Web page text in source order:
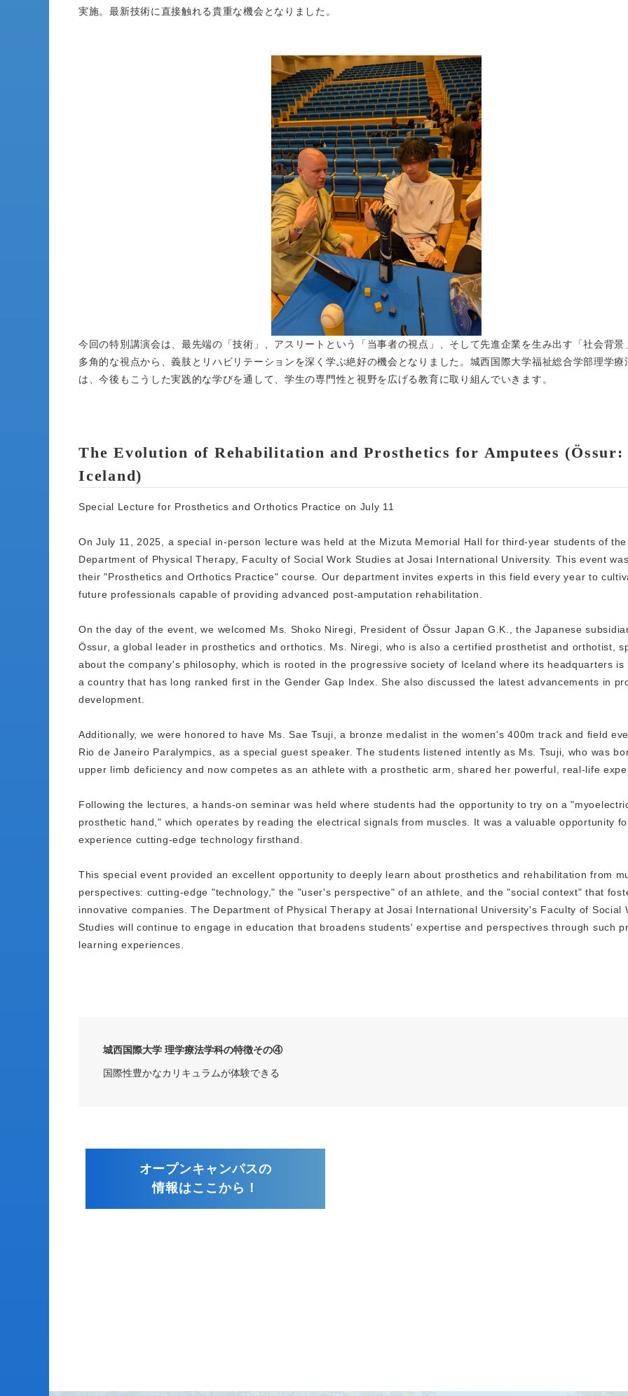
実施。最新技術に直接触れる貴重な機会となりました。
今回の特別講演会は、最先端の「技術」、アスリートという「当事者の視点」、そして先進企業を生み出す「社会背景
多角的な視点から、義肢とリハビリテーションを深く学ぶ絶好の機会となりました。城西国際大学福祉総合学部理学療
は、今後もこうした実践的な学びを通して、学生の専門性と視野を広げる教育に取り組んでいきます。
The Evolution of Rehabilitation and Prosthetics for Amputees (Össur:
Iceland)
Special Lecture for Prosthetics and Orthotics Practice on July 11
On July 11, 2025, a special in-person lecture was held at the Mizuta Memorial Hall for third-year students of the
Department of Physical Therapy, Faculty of Social Work Studies at Josai International University. This event
their "Prosthetics and Orthotics Practice" course. Our department invites experts in this field every year to
future professionals capable of providing advanced post-amputation rehabilitation.
On the day of the event, we welcomed Ms. Shoko Niregi, President of Össur Japan G.K., the Japanese
Össur, a global leader in prosthetics and orthotics. Ms. Niregi, who is also a certified prosthetist and orthotist,
about the company's philosophy, which is rooted in the progressive society of Iceland where its headquarters
a country that has long ranked first in the Gender Gap Index. She also discussed the latest advancements in
development.
Additionally, we were honored to have Ms. Sae Tsuji, a bronze medalist in the women's 400m track and field
Rio de Janeiro Paralympics, as a special guest speaker. The students listened intently as Ms. Tsuji, who was
upper limb deficiency and now competes as an athlete with a prosthetic arm, shared her powerful, real-life
Following the lectures, a hands-on seminar was held where students had the opportunity to try on a
prosthetic hand," which operates by reading the electrical signals from muscles. It was a valuable opportunity
experience cutting-edge technology firsthand.
This special event provided an excellent opportunity to deeply learn about prosthetics and rehabilitation from
perspectives: cutting-edge "technology," the "user's perspective" of an athlete, and the "social context" that
innovative companies. The Department of Physical Therapy at Josai International University's Faculty of Social
Studies will continue to engage in education that broadens students' expertise and perspectives through such
learning experiences.
城西国際大学 理学療法学科の特徴その④
国際性豊かなカリキュラムが体験できる
オープンキャンパスの
情報はここから！